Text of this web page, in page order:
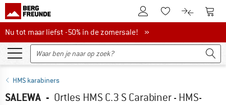
De klantenaccount
Naar deNaar de
Nu tot maar liefst -50% in de zomersale!
Nu tot maar liefst -50% in de zomersale! »
HMS karabiners
SALEWA - Ortles HMS C.3 S Carabiner - HMS-